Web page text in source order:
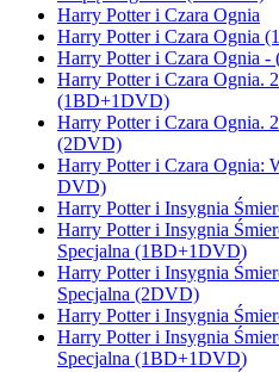
Harry Potter i Czara Ognia
Harry Potter i Czara Ognia
Harry Potter i Czara Ognia
Harry Potter i Czara Ognia.
(1BD+1DVD)
Harry Potter i Czara Ognia.
(2DVD)
Harry Potter i Czara Ognia:
DVD)
Harry Potter i Insygnia
Harry Potter i Insygnia
Specjalna (1BD+1DVD)
Harry Potter i Insygnia
Specjalna (2DVD)
Harry Potter i Insygnia
Harry Potter i Insygnia
Specjalna (1BD+1DVD)